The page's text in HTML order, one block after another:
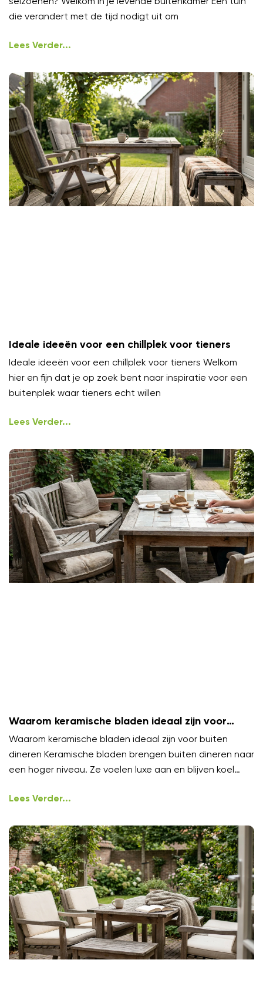
die verandert met de tijd nodigt uit om
Lees Verder...
Ideale ideeën voor een chillplek voor tieners
Ideale ideeën voor een chillplek voor tieners Welkom
hier en fijn dat je op zoek bent naar inspiratie voor een
buitenplek waar tieners echt willen
Lees Verder...
Waarom keramische bladen ideaal zijn voor
buiten dineren
Waarom keramische bladen ideaal zijn voor buiten
dineren Keramische bladen brengen buiten dineren naar
een hoger niveau. Ze voelen luxe aan en blijven koel
Lees Verder...